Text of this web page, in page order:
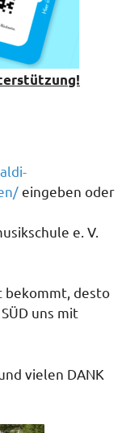
eingeben oder
e. V.
bekommt, desto
uns mit
vielen DANK